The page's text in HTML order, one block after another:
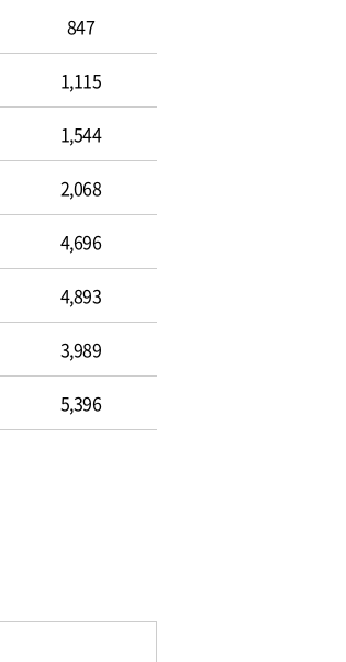
847
1,115
1,544
2,068
4,696
4,893
3,989
5,396